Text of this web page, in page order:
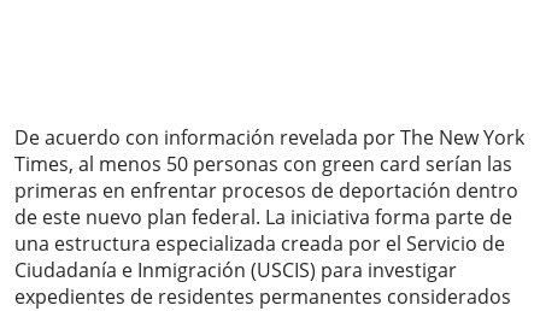
De acuerdo con información revelada por The New York
Times, al menos 50 personas con green card serían las
primeras en enfrentar procesos de deportación dentro
de este nuevo plan federal. La iniciativa forma parte de
una estructura especializada creada por el Servicio de
Ciudadanía e Inmigración (USCIS) para investigar
expedientes de residentes permanentes considerados